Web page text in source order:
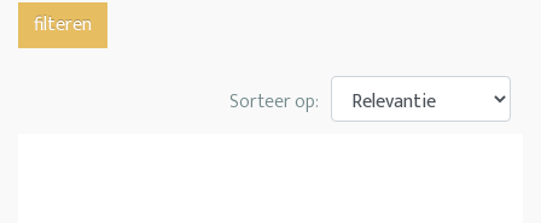
filteren
Sorteer op: